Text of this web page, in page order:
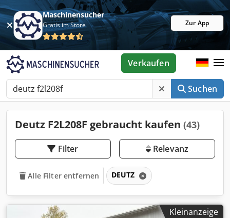
Maschinensucher
Gratis im Store Zur App
Suchen
Verkaufen
Deutz F2L208F gebraucht kaufen (43)
Filter Relevanz
Alle Filter entfernen DEUTZ
Kleinanzeige